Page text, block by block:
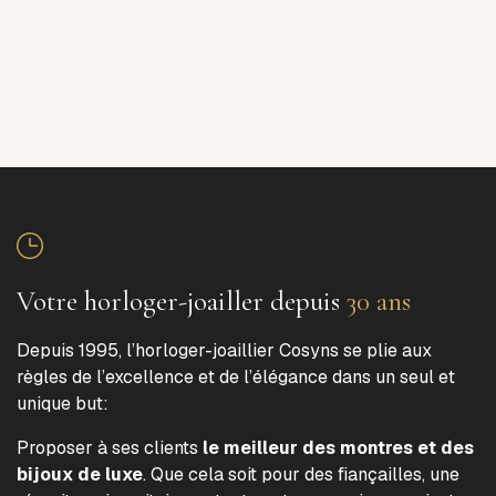
Votre horloger-joailler depuis 30 ans
Depuis 1995, l’horloger-joaillier Cosyns se plie aux
règles de l’excellence et de l’élégance dans un seul et
unique but:
Proposer à ses clients le meilleur des montres et des
bijoux de luxe. Que cela soit pour des fiançailles, une